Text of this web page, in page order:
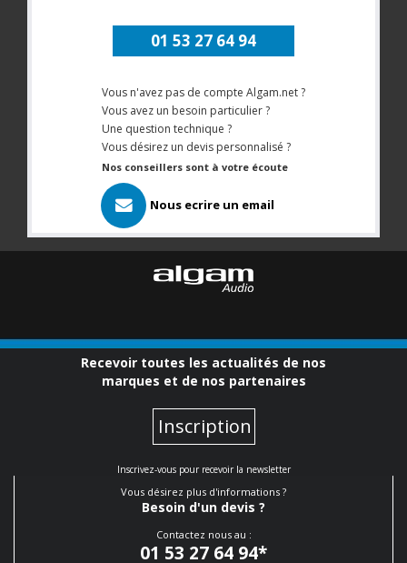
01 53 27 64 94
Vous n'avez pas de compte Algam.net ?
Vous avez un besoin particulier ?
Une question technique ?
Vous désirez un devis personnalisé ?
Nos conseillers sont à votre écoute
Nous ecrire un email
Recevoir toutes les actualités de nos
marques et de nos partenaires
Inscription
Inscrivez-vous pour recevoir la newsletter
Vous désirez plus d'informations ?
Besoin d'un devis ?
Contactez nous au :
01 53 27 64 94*